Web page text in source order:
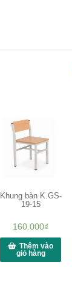
Khung bàn K.GS-
19-15
160.000₫
Thêm vào
giỏ hàng